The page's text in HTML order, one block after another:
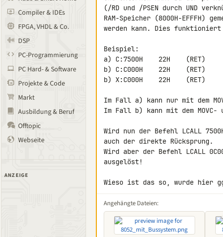
Compiler & IDEs
FPGA, VHDL & Co.
DSP
PC-Programmierung
PC Hard- & Software
Projekte & Code
Markt
Ausbildung & Beruf
Offtopic
Webseite
ANZEIGE
(/RD und /PSEN durch UND
RAM-Speicher (8000H-EFFFH)
werden kann. Dies
Beispiel:
a) C:7500H    22H    (RET)
b) C:C000H    22H    (RET)
b) X:C000H    22H    (RET)
Im Fall a) kann nur mit dem
Im Fall b) kann mit dem MOVC-
Wird nun der Befehl LCALL
auch der direkte Rücksprung.
Wird aber der Befehl LCALL
ausgelöst!
Wieso ist das so, wurde hier
Angehängte Dateien: